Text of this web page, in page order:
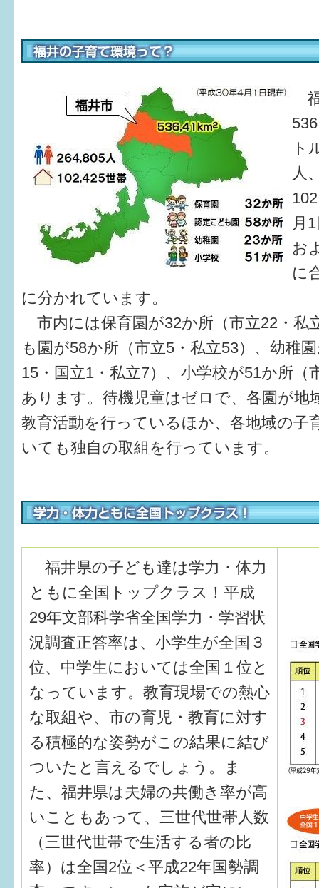
ト
人
月
お
に
に分かれています。
市内には保育園が32か所（市立22・私
も園が58か所（市立5・私立53）、幼稚
15・国立1・私立7）、小学校が51か所（
あります。待機児童はゼロで、各園が地
教育活動を行っているほか、各地域の子
いても独自の取組を行っています。
福井県の子ども達は学力・体力
ともに全国トップクラス！平成
29年文部科学省全国学力・学習状
況調査正答率は、小学生が全国３
位、中学生においては全国１位と
なっています。教育現場での熱心
な取組や、市の育児・教育に対す
る積極的な姿勢がこの結果に結び
ついたと言えるでしょう。ま
た、福井県は夫婦の共働き率が高
いこともあって、三世代世帯人数
（三世代世帯で生活する者の比
率）は全国2位＜平成22年国勢調
相談したい
さまざまな支援
子育てカレンダー
妊娠
出産〜3か月
3か月〜6か月
6か月〜1歳
1歳〜3歳
3歳〜就学前
就学後〜
子育てマップ
イベントレポート
メールマガジン
はぐくむ.net相談コーナー
みんなの知恵袋
子育て情報誌「ほっと」
食育
福井市図書館オススメの本
お出かけ情報
病気・けが 基本情報
パパもママも子育て
ワンポイント英会話
ソーシャルメディア